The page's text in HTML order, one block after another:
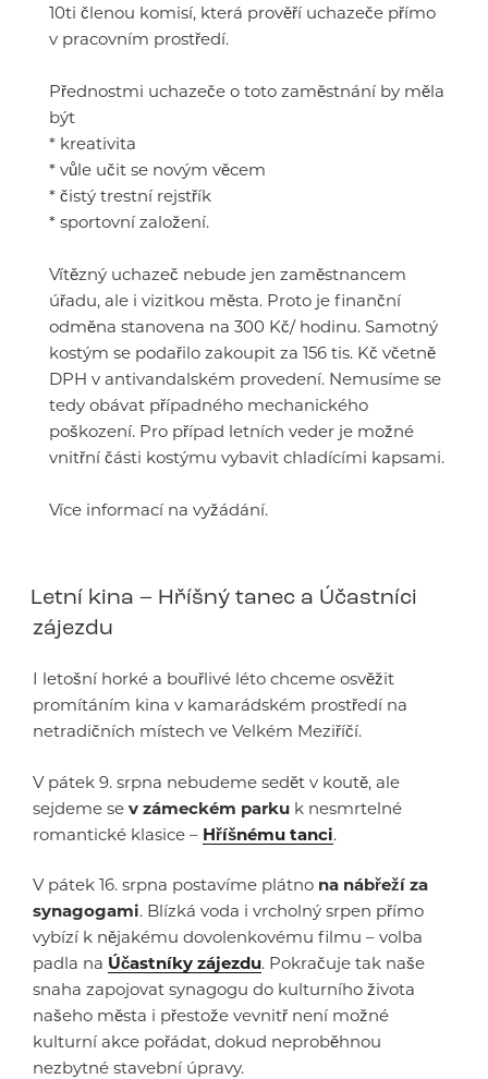
10ti členou komisí, která prověří uchazeče přímo
v pracovním prostředí.
Přednostmi uchazeče o toto zaměstnání by měla
být
* kreativita
* vůle učit se novým věcem
* čistý trestní rejstřík
* sportovní založení.
Vítězný uchazeč nebude jen zaměstnancem
úřadu, ale i vizitkou města. Proto je finanční
odměna stanovena na 300 Kč/ hodinu. Samotný
kostým se podařilo zakoupit za 156 tis. Kč včetně
DPH v antivandalském provedení. Nemusíme se
tedy obávat případného mechanického
poškození. Pro případ letních veder je možné
vnitřní části kostýmu vybavit chladícími kapsami.
Více informací na vyžádání.
Letní kina – Hříšný tanec a Účastníci
zájezdu
I letošní horké a bouřlivé léto chceme osvěžit
promítáním kina v kamarádském prostředí na
netradičních místech ve Velkém Meziříčí.
V pátek 9. srpna nebudeme sedět v koutě, ale
sejdeme se v zámeckém parku k nesmrtelné
romantické klasice – Hříšnému tanci.
V pátek 16. srpna postavíme plátno na nábřeží za
synagogami. Blízká voda i vrcholný srpen přímo
vybízí k nějakému dovolenkovému filmu – volba
padla na Účastníky zájezdu. Pokračuje tak naše
snaha zapojovat synagogu do kulturního života
našeho města i přestože vevnitř není možné
kulturní akce pořádat, dokud neproběhnou
nezbytné stavební úpravy.